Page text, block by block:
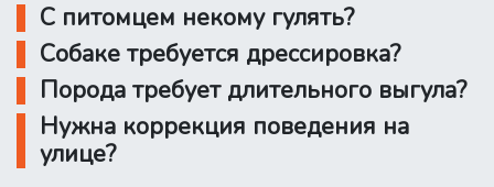
С питомцем некому гулять?
Собаке требуется дрессировка?
Порода требует длительного выгула?
Нужна коррекция поведения на
улице?